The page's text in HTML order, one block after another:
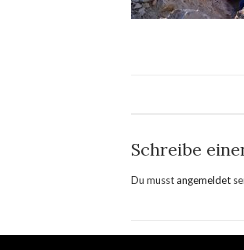
Schreibe
Du musstangemeldet